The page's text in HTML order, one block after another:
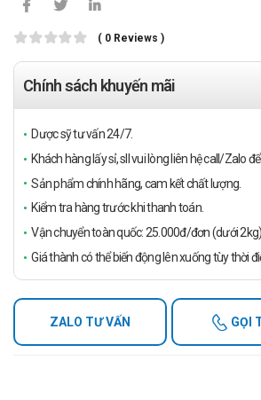
( 0 Reviews )
Chính sách khuyến mãi
Dược sỹ tư vấn 24/7.
Khách hàng lấy sỉ, sll vui lòng liên hệ call/Zalo
Sản phẩm chính hãng, cam kết chất lượng.
Kiểm tra hàng trước khi thanh toán.
Vận chuyển toàn quốc: 25.000đ/đơn (dưới 2kg).
Giá thành có thể biến động lên xuống tùy thời
ZALO TƯ VẤN GỌI